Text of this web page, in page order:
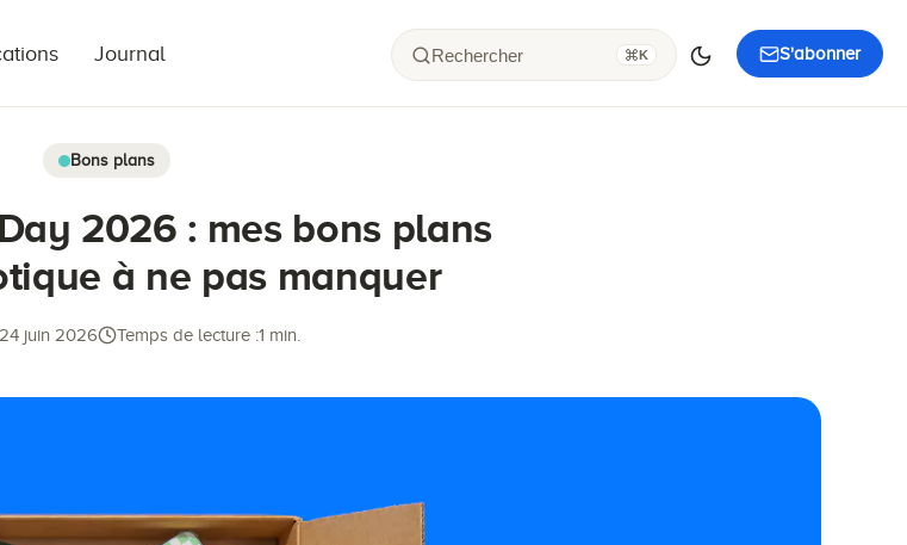
S'abonner
Rechercher K
Journal
Bons plans
2026 : mes bons plans
à ne pas manquer
24 juin 2026 Temps de lecture :1 min.